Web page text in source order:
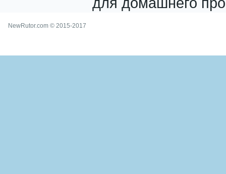
NewRutor.com © 2015-2017